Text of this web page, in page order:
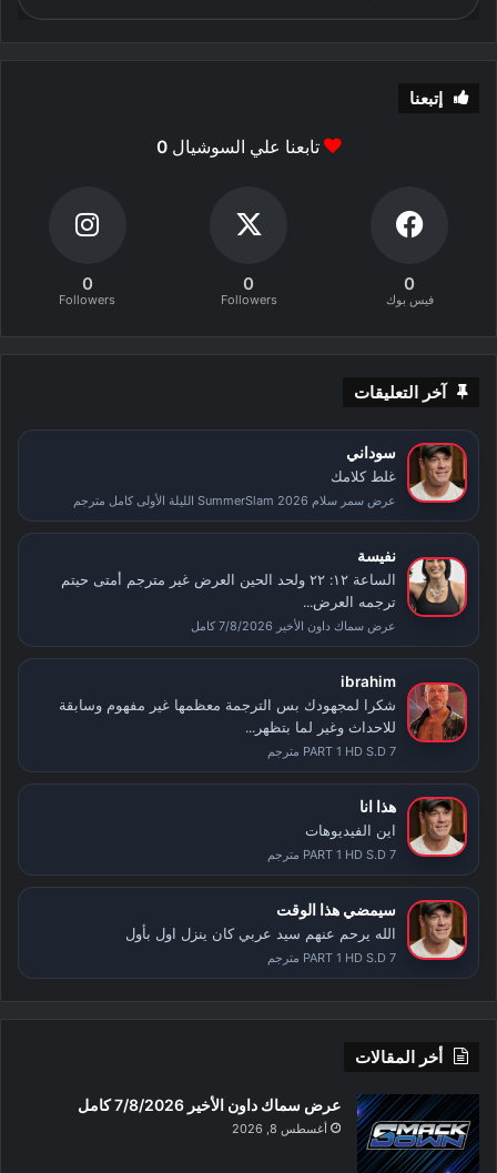
إتبعنا
تابعنا علي السوشيال0
0
فيس بوك
0
Followers
0
Followers
آخر التعليقات
سوداني
غلط كلامك
عرض سمر سلام SummerSlam 2026 الليلة الأولى كامل مترجم
نفيسة
الساعة ١٢: ٢٢ ولحد الحين العرض غير مترجم أمتى حيتم
ترجمه العرض...
عرض سماك داون الأخير 7/8/2026 كامل
ibrahim
شكرا لمجهودك بس الترجمة معظمها غير مفهوم وسابقة
للاحداث وغير لما بتظهر...
PART 1 HD S.D 7 مترجم
هذا انا
اين الفيديوهات
PART 1 HD S.D 7 مترجم
سيمضي هذا الوقت
الله يرحم عنهم سيد عربي كان ينزل اول بأول
PART 1 HD S.D 7 مترجم
أخر المقالات
عرض سماك داون الأخير 7/8/2026 كامل
أغسطس 8, 2026